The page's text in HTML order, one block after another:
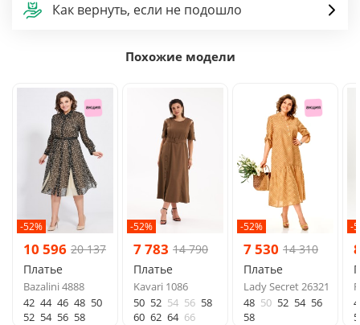
Как вернуть, если не подошло
Похожие модели
-52%
10 596 20 137
Платье
Bazalini 4888
42 44 46 48 50
52 54 56 58
-52%
7 783 14 790
Платье
Kavari 1086
50 52 54 56 58
60 62 64 66
-52%
7 530 14 310
Платье
Lady Secret 26321
48 50 52 54 56
58
-